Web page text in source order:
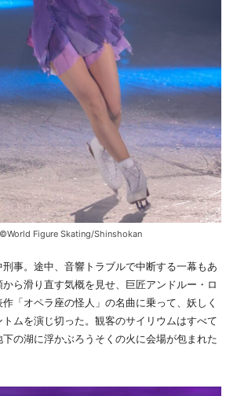
Figure Skating/Shinshokan
事。途中、音響トラブルで中断する一幕もあ
ら滑り直す気概を見せ、巨匠アンドルー・ロ
「オペラ座の怪人」の名曲に乗って、妖しく
ムを演じ切った。観客のサイリウムはすべて
の湖に浮かぶろうそくの火に会場が包まれた